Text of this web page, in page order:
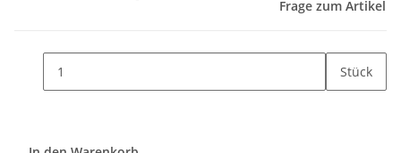
Frage zum Artikel
Stück